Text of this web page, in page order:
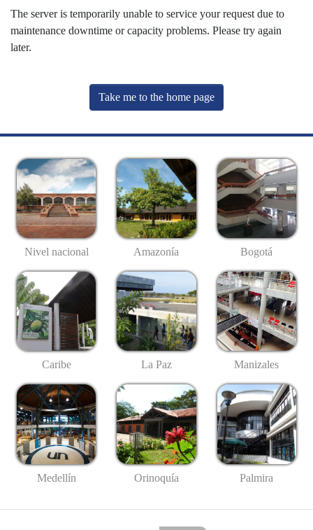
The server is temporarily unable to service your request due to
maintenance downtime or capacity problems. Please try again
later.
Take me to the home page
Nivel nacional Amazonía Bogotá
Caribe La Paz Manizales
Medellín Orinoquía Palmira